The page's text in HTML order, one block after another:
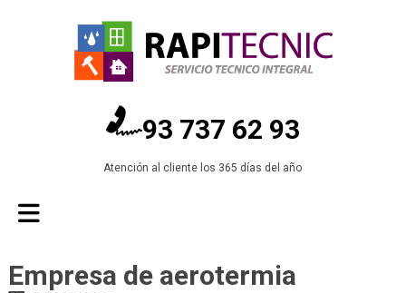
93 737 62 93
Atención al cliente los 365 días del año
Empresa de aerotermia